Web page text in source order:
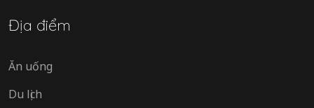
Địa điểm
Ăn uống
Du lịch